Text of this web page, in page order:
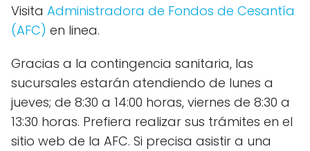
Visita Administradora de Fondos de Cesantía
(AFC) en linea.
Gracias a la contingencia sanitaria, las
sucursales estarán atendiendo de lunes a
jueves; de 8:30 a 14:00 horas, viernes de 8:30 a
13:30 horas. Prefiera realizar sus trámites en el
sitio web de la AFC. Si precisa asistir a una